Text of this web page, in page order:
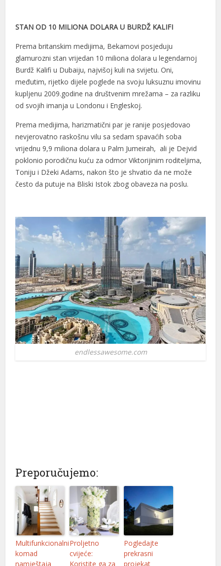
STAN OD 10 MILIONA DOLARA U BURDŽ KALIFI
Prema britanskim medijima, Bekamovi posjeduju
glamurozni stan vrijedan 10 miliona dolara u legendarnoj
Burdž Kalifi u Dubaiju, najvišoj kuli na svijetu. Oni,
međutim, rijetko dijele poglede na svoju luksuznu imovinu
kupljenu 2009.godine na društvenim mrežama – za razliku
od svojih imanja u Londonu i Engleskoj.
Prema medijima, harizmatični par je ranije posjedovao
nevjerovatno raskošnu vilu sa sedam spavaćih soba
vrijednu 9,9 miliona dolara u Palm Jumeirah, ali je Dejvid
poklonio porodičnu kuću za odmor Viktorijinim roditeljima,
Toniju i Džeki Adams, nakon što je shvatio da ne može
često da putuje na Bliski Istok zbog obaveza na poslu.
endlessawesome.com
Preporučujemo:
Multifunkcionalni
komad
namještaja
Proljetno
cvijeće:
Koristite ga za
Pogledajte
prekrasni
projekat